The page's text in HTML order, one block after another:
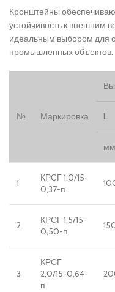
Кронштейны
устойчивость к внешним
идеальным выбором для
промышленных объектов.
№ Маркировка L
мм
1
КРСГ 1,0/15-
0,37-п
2
КРСГ 1,5/15-
0,50-п
3
КРСГ
2,0/15-0,64-
п